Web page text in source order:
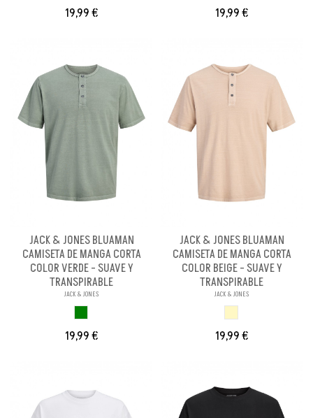
19,99 € 19,99 €
JACK & JONES BLUAMAN
CAMISETA DE MANGA CORTA
COLOR VERDE - SUAVE Y
TRANSPIRABLE
JACK & JONES
19,99 €
JACK & JONES BLUAMAN
CAMISETA DE MANGA CORTA
COLOR BEIGE - SUAVE Y
TRANSPIRABLE
JACK & JONES
19,99 €